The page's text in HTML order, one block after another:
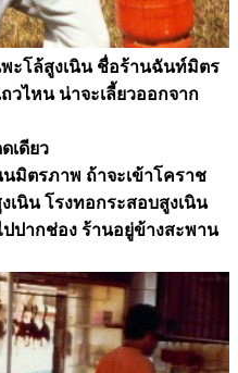
ะโล้สูงเนิน ชื่อร้านฉันท์มิตร
วไหน น่าจะเลี้ยวออกจาก
เดียว
มิตรภาพ ถ้าจะเข้าโคราช
เนิน โรงทอกระสอบสูงเนิน
ปากช่อง ร้านอยู่ข้างสะพาน